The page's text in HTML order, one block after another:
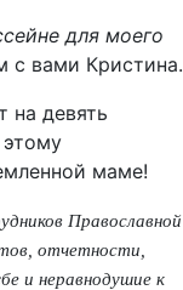
для моего
с вами Кристина.
на девять
маме!
Православной
отчетности,
и неравнодушие к